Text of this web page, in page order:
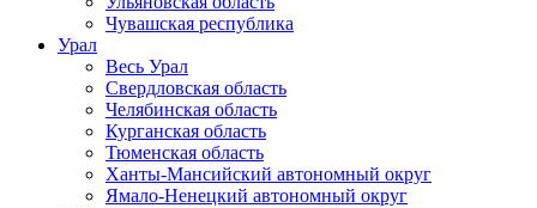
Чувашская республика
Урал
Весь Урал
Свердловская область
Челябинская область
Курганская область
Тюменская область
Ханты-Мансийский автономный округ
Ямало-Ненецкий автономный округ